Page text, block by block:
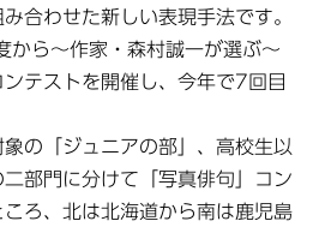
合わせた新しい表現手法です。
から～作家・森村誠一が選ぶ～
テストを開催し、今年で7回目
の「ジュニアの部」、高校生以
二部門に分けて「写真俳句」コン
ろ、北は北海道から南は鹿児島